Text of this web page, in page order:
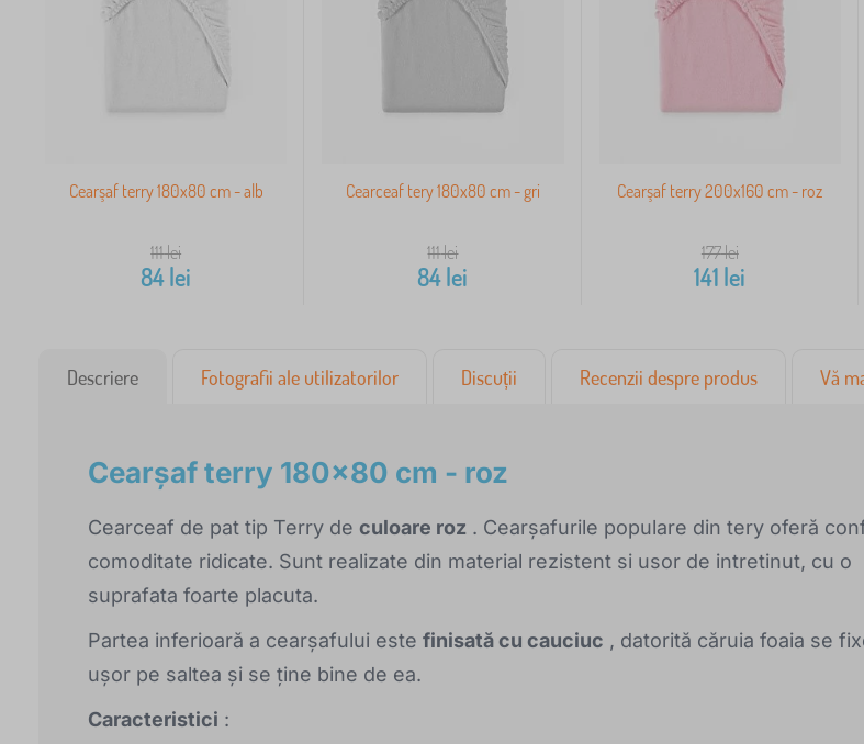
Cearşaf terry 180x80 cm - alb
111lei
84lei
Cearceaf tery 180x80 cm - gri
111lei
84lei
Cearşaf terry 200x160 cm - roz
177lei
141 lei
Descriere Fotografii ale utilizatorilor Discuții Recenzii despre produs Vă
Cearşaf terry 180x80 cm - roz
Cearceaf de pat tip Terry de culoare roz . Cearșafurile populare din tery oferă
comoditate ridicate. Sunt realizate din material rezistent si usor de intretinut, cu o
suprafata foarte placuta.
Partea inferioară a cearșafului este finisată cu cauciuc , datorită căruia foaia se
ușor pe saltea și se ține bine de ea.
Caracteristici :